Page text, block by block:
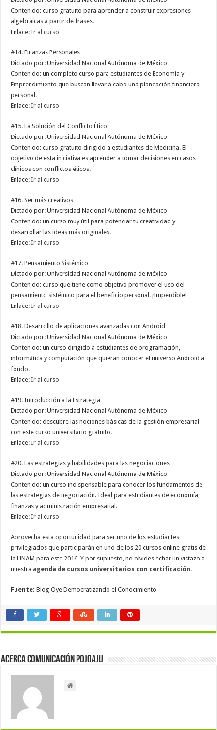
Contenido: curso gratuito para aprender a construir expresiones
algebraicas a partir de frases.
Enlace: Ir al curso
#14. Finanzas Personales
Dictado por: Universidad Nacional Autónoma de México
Contenido: un completo curso para estudiantes de Economía y
Emprendimiento que buscan llevar a cabo una planeación financiera
personal.
Enlace:Ir al curso
#15. La Solución del Conflicto Ético
Dictado por: Universidad Nacional Autónoma de México
Contenido: curso gratuito dirigido a estudiantes de Medicina. El
objetivo de esta iniciativa es aprender a tomar decisiones en casos
clínicos con conflictos éticos.
Enlace:Ir al curso
#16. Ser más creativos
Dictado por: Universidad Nacional Autónoma de México
Contenido: un curso muy útil para potenciar tu creatividad y
desarrollar las ideas más originales.
Enlace:Ir al curso
#17. Pensamiento Sistémico
Dictado por: Universidad Nacional Autónoma de México
Contenido: curso que tiene como objetivo promover el uso del
pensamiento sistémico para el beneficio personal. ¡Imperdible!
Enlace:Ir al curso
#18. Desarrollo de aplicaciones avanzadas con Android
Dictado por: Universidad Nacional Autónoma de México
Contenido: un curso dirigido a estudiantes de programación,
informática y computación que quieran conocer el universo Android a
fondo.
Enlace:Ir al curso
#19. Introducción a la Estrategia
Dictado por: Universidad Nacional Autónoma de México
Contenido: descubre las nociones básicas de la gestión empresarial
con este curso universitario gratuito.
Enlace:Ir al curso
#20. Las estrategias y habilidades para las negociaciones
Dictado por: Universidad Nacional Autónoma de México
Contenido: un curso indispensable para conocer los fundamentos de
las estrategias de negociación. Ideal para estudiantes de economía,
finanzas y administración empresarial.
Enlace: Ir al curso
Aprovecha esta oportunidad para ser uno de los estudiantes
privilegiados que participarán en uno de los 20 cursos online gratis de
la UNAM para este 2016. Y por supuesto, no olvides echar un vistazo a
nuestra agenda de cursos universitarios con certificación.
Fuente: Blog Oye Democratizando el Conocimiento
Acerca Comunicación Pojoaju